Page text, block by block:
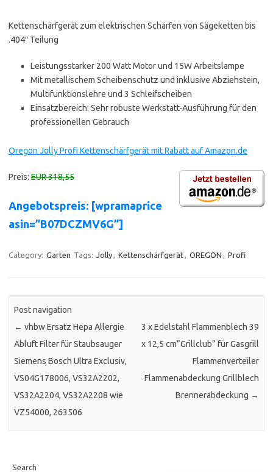
Kettenschärfgerät zum elektrischen Schärfen von Sägeketten bis
.404″ Teilung
Leistungsstarker 200 Watt Motor und 15W Arbeitslampe
Mit metallischem Scheibenschutz und inklusive Abziehstein,
Multifunktionslehre und 3 Schleifscheiben
Einsatzbereich: Sehr robuste Werkstatt-Ausführung für den
professionellen Gebrauch
Oregon Jolly Profi Kettenschärfgerät mit Rabatt auf Amazon.de
Preis: EUR 318,55
Angebotspreis: [wpramaprice
asin=”B07DCZMV6G”]
Category: Garten Tags: Jolly, Kettenschärfgerät, OREGON , Profi
Post navigation
← vhbw Ersatz Hepa Allergie
Abluft Filter für Staubsauger
Siemens Bosch Ultra Exclusiv,
VS04G178006, VS32A2202,
VS32A2204, VS32A2208 wie
VZ54000, 263506
3 x Edelstahl Flammenblech 39
x 12,5 cm”Grillclub” für Gasgrill
Flammenverteiler
Flammenabdeckung Grillblech
Brennerabdeckung →
Search